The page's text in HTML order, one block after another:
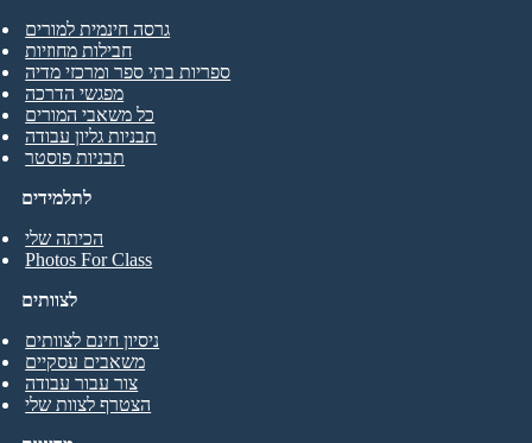
לתלמידים
הכיתה שלי
Photos For Class
גרסה חינמית למורים
חבילות מחוזיות
ספריות בתי ספר ומרכזי מדיה
מפגשי הדרכה
כל משאבי המורים
תבניות גליון עבודה
תבניות פוסטר
לצוותים
ניסיון חינם לצוותים
משאבים עסקיים
צור עבור עבודה
הצטרף לצוות שלי